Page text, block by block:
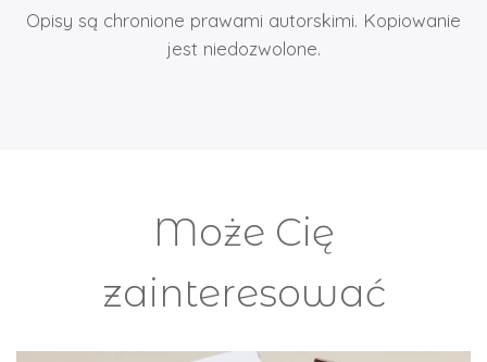
Opisy są chronione prawami autorskimi. Kopiowanie
jest niedozwolone.
Może Cię
zainteresować